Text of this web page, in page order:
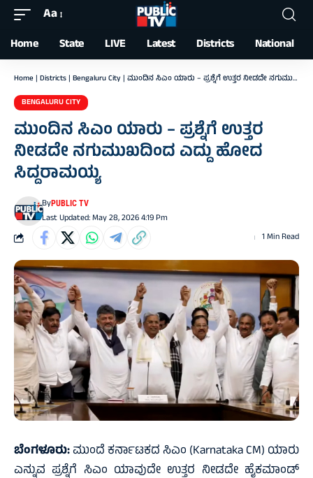
Font
Resizer
Aa
Home State LIVE Latest Districts National
Home | Districts | Bengaluru City | ಮುಂದಿನ ಸಿಎಂ ಯಾರು – ಪ್ರಶ್ನೆಗೆ ಉತ್ತರ ನೀಡದೇ ನಗುಮುಖದಿಂದ ಎದ್ದು ಹೋದ ಸಿದ್ದರಾಮಯ್ಯ
BENGALURU CITY
ಮುಂದಿನ ಸಿಎಂ ಯಾರು – ಪ್ರಶ್ನೆಗೆ ಉತ್ತರ
ನೀಡದೇ ನಗುಮುಖದಿಂದ ಎದ್ದು ಹೋದ
ಸಿದ್ದರಾಮಯ್ಯ
Last Updated: May 28, 2026 4:19 Pm
ByPUBLIC TV
1 Min Read
ಬೆಂಗಳೂರು:ಮುಂದೆ ಕರ್ನಾಟಕದ ಸಿಎಂ (Karnataka CM) ಯಾರು
ಎನ್ನುವ ಪ್ರಶ್ನೆಗೆ ಸಿಎಂ ಯಾವುದೇ ಉತ್ತರ ನೀಡದೇ ಹೈಕಮಾಂಡ್‌